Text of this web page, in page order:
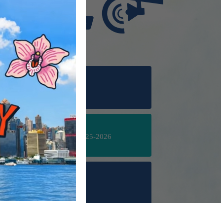
More
」年報封面設計比賽2025-2026
問答比賽